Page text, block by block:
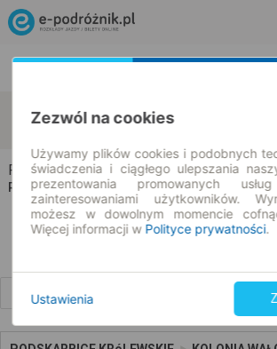
Podskarbice Królewskie
Podskarbice Królewskie → Wałowice
Rozkład jazdy i bilety
Zezwól na cookies
Używamy plików cookies i podobnych
świadczenia i ciągłego ulepszania
prezentowania promowanych
zainteresowaniami użytkowników.
możesz w dowolnym momencie
Więcej informacji w Polityce prywatności.
Ustawienia